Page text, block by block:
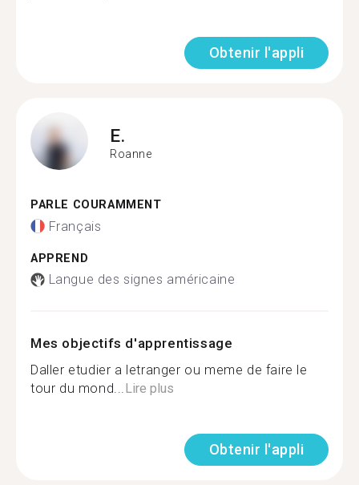
Obtenir l'appli
E.
Roanne
PARLE COURAMMENT
Français
APPREND
Langue des signes américaine
Mes objectifs d'apprentissage
Daller etudier a letranger ou meme de faire le
tour du mond...Lire plus
Obtenir l'appli